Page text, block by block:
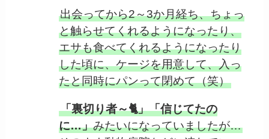
出会ってから2～3か月経ち、ちょっ
と触らせてくれるようになったり、
エサも食べてくれるようになったり
した頃に、ケージを用意して、入っ
たと同時にパンって閉めて（笑）
「裏切り者～🐈」「信じてたの
に…」みたいになっていましたが…